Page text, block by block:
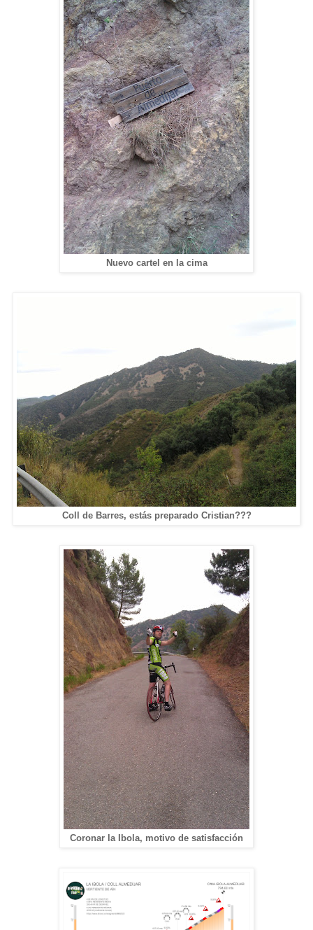
Nuevo cartel en la cima
Coll de Barres, estás preparado Cristian???
Coronar la Ibola, motivo de satisfacción